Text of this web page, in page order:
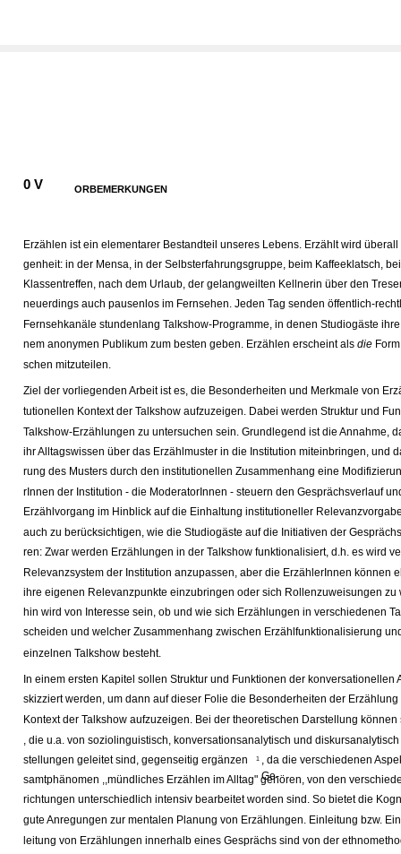
0 V ORBEMERKUNGEN
Erzählen ist ein elementarer Bestandteil unseres Lebens. Erzählt wird
genheit: in der Mensa, in der Selbsterfahrungsgruppe, beim Kaffeeklatsch,
Klassentreffen, nach dem Urlaub, der gelangweilten Kellnerin über den
neuerdings auch pausenlos im Fernsehen. Jeden Tag senden öffentlich-
Fernsehkanäle stundenlang Talkshow-Programme, in denen Studiogäste
nem anonymen Publikum zum besten geben. Erzählen erscheint alsdie
schen mitzuteilen.
Ziel der vorliegenden Arbeit ist es, die Besonderheiten und Merkmale von
tutionellen Kontext der Talkshow aufzuzeigen. Dabei werden Struktur und
Talkshow-Erzählungen zu untersuchen sein. Grundlegend ist die Annahme,
ihr Alltagswissen über das Erzählmuster in die Institution miteinbringen, und
rung des Musters durch den institutionellen Zusammenhang eine
rInnen der Institution - die ModeratorInnen - steuern den Gesprächsverlauf
Erzählvorgang im Hinblick auf die Einhaltung institutioneller
auch zu berücksichtigen, wie die Studiogäste auf die Initiativen der
ren: Zwar werden Erzählungen in der Talkshow funktionalisiert, d.h. es wird
Relevanzsystem der Institution anzupassen, aber die ErzählerInnen können
ihre eigenen Relevanzpunkte einzubringen oder sich Rollenzuweisungen zu
hin wird von Interesse sein, ob und wie sich Erzählungen in verschiedenen
scheiden und welcher Zusammenhang zwischen Erzählfunktionalisierung
einzelnen Talkshow besteht.
In einem ersten Kapitel sollen Struktur und Funktionen der konversationellen
skizziert werden, um dann auf dieser Folie die Besonderheiten der
Kontext der Talkshow aufzuzeigen. Bei der theoretischen Darstellung
, die u.a. von soziolinguistisch, konversationsanalytisch und
stellungen geleitet sind, gegenseitig ergänzen
1 , da die verschiedenen
Ge-
samtphänomen ,,mündliches Erzählen im Alltag" gehören, von den
richtungen unterschiedlich intensiv bearbeitet worden sind. So bietet die
gute Anregungen zur mentalen Planung von Erzählungen. Einleitung bzw.
leitung von Erzählungen innerhalb eines Gesprächs sind von der